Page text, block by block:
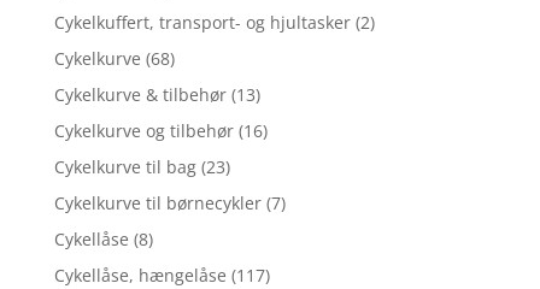
Cykelkuffert, transport- og hjultasker (2)
Cykelkurve (68)
Cykelkurve & tilbehør (13)
Cykelkurve og tilbehør (16)
Cykelkurve til bag (23)
Cykelkurve til børnecykler (7)
Cykellåse (8)
Cykellåse, hængelåse (117)